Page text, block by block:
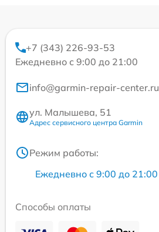
+7 (343) 226-93-53
Ежедневно с 9:00 до 21:00
info@garmin-repair-center.ru
ул. Малышева, 51
Адрес сервисного центра Garmin
Режим работы:
Ежедневно с 9:00 до 21:00
Способы оплаты